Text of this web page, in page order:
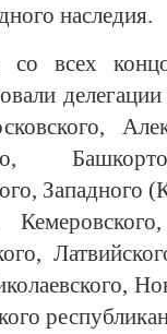
наследия.
всех
Западного